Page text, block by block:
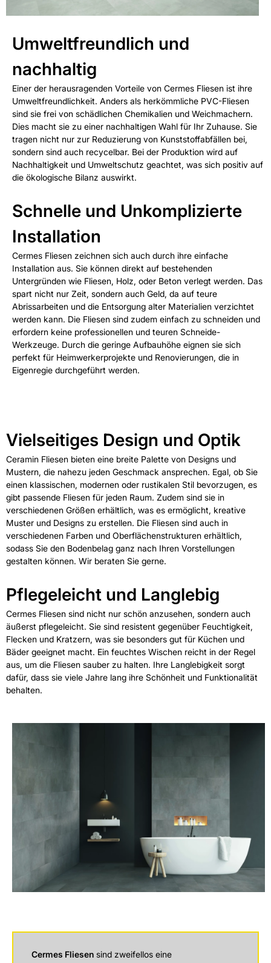
Umweltfreundlich und
nachhaltig
Einer der herausragenden Vorteile von Cermes Fliesen ist ihre
Umweltfreundlichkeit. Anders als herkömmliche PVC-Fliesen
sind sie frei von schädlichen Chemikalien und Weichmachern.
Dies macht sie zu einer nachhaltigen Wahl für Ihr Zuhause. Sie
tragen nicht nur zur Reduzierung von Kunststoffabfällen bei,
sondern sind auch recycelbar. Bei der Produktion wird auf
Nachhaltigkeit und Umweltschutz geachtet, was sich positiv auf
die ökologische Bilanz auswirkt.
Schnelle und Unkomplizierte
Installation
Cermes Fliesen zeichnen sich auch durch ihre einfache
Installation aus. Sie können direkt auf bestehenden
Untergründen wie Fliesen, Holz, oder Beton verlegt werden. Das
spart nicht nur Zeit, sondern auch Geld, da auf teure
Abrissarbeiten und die Entsorgung alter Materialien verzichtet
werden kann. Die Fliesen sind zudem einfach zu schneiden und
erfordern keine professionellen und teuren Schneide-
Werkzeuge. Durch die geringe Aufbauhöhe eignen sie sich
perfekt für Heimwerkerprojekte und Renovierungen, die in
Eigenregie durchgeführt werden.
Vielseitiges Design und Optik
Ceramin Fliesen bieten eine breite Palette von Designs und
Mustern, die nahezu jeden Geschmack ansprechen. Egal, ob Sie
einen klassischen, modernen oder rustikalen Stil bevorzugen, es
gibt passende Fliesen für jeden Raum. Zudem sind sie in
verschiedenen Größen erhältlich, was es ermöglicht, kreative
Muster und Designs zu erstellen. Die Fliesen sind auch in
verschiedenen Farben und Oberflächenstrukturen erhältlich,
sodass Sie den Bodenbelag ganz nach Ihren Vorstellungen
gestalten können. Wir beraten Sie gerne.
Pflegeleicht und Langlebig
Cermes Fliesen sind nicht nur schön anzusehen, sondern auch
äußerst pflegeleicht. Sie sind resistent gegenüber Feuchtigkeit,
Flecken und Kratzern, was sie besonders gut für Küchen und
Bäder geeignet macht. Ein feuchtes Wischen reicht in der Regel
aus, um die Fliesen sauber zu halten. Ihre Langlebigkeit sorgt
dafür, dass sie viele Jahre lang ihre Schönheit und Funktionalität
behalten.
Cermes Fliesen sind zweifellos eine